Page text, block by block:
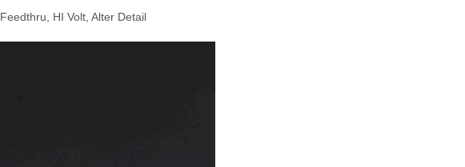
Feedthru, HI Volt, Alter Detail